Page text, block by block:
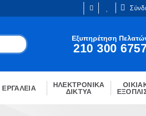
Είμαι ήδη
ΣΎΝΔΕΣΗ
Εξυπηρέτηση
210 300
ΕΡΓΑΛΕΙΑ
ΗΛΕΚΤΡΟΝΙΚΑ
ΔΙΚΤΥΑ